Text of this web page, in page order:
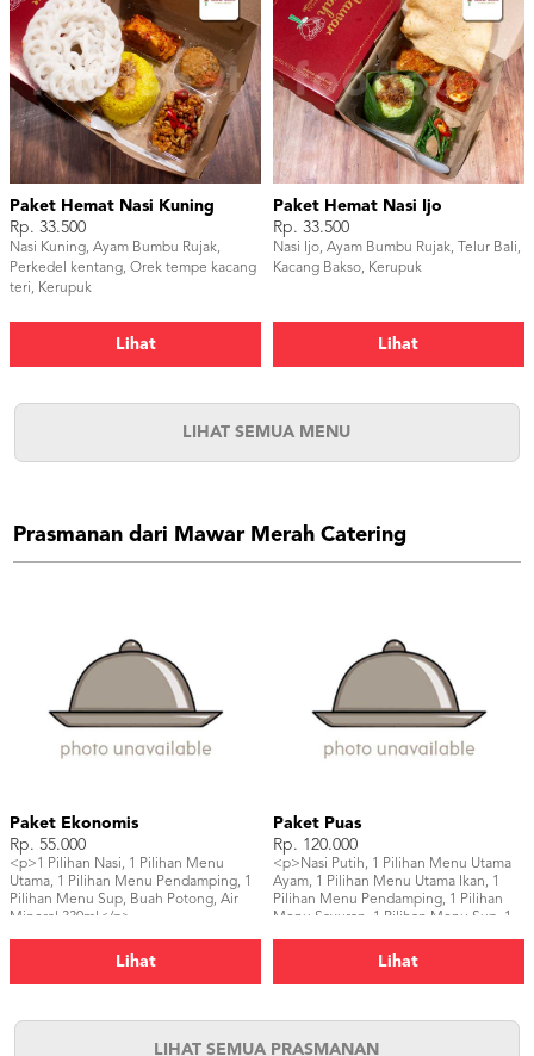
Paket Hemat Nasi Kuning
Rp. 33.500
Nasi Kuning, Ayam Bumbu Rujak,
Perkedel kentang, Orek tempe kacang
teri, Kerupuk
Lihat
Paket Hemat Nasi Ijo
Rp. 33.500
Nasi Ijo, Ayam Bumbu Rujak, Telur Bali,
Kacang Bakso, Kerupuk
Lihat
LIHAT SEMUA MENU
Prasmanan dari Mawar Merah Catering
Paket Ekonomis
Rp. 55.000
<p>1 Pilihan Nasi, 1 Pilihan Menu
Utama, 1 Pilihan Menu Pendamping, 1
Pilihan Menu Sup, Buah Potong, Air
Mineral 330ml</p>
Lihat
Paket Puas
Rp. 120.000
<p>Nasi Putih, 1 Pilihan Menu Utama
Ayam, 1 Pilihan Menu Utama Ikan, 1
Pilihan Menu Pendamping, 1 Pilihan
Menu Sayuran, 1 Pilihan Menu Sup, 1
Lihat
LIHAT SEMUA PRASMANAN